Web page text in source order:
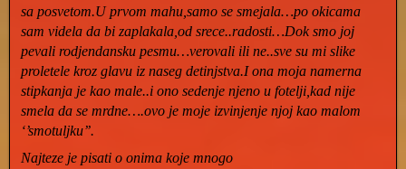
sa posvetom.U prvom mahu,samo se smejala…po okicama
sam videla da bi zaplakala,od srece..radosti…Dok smo joj
pevali rodjendansku pesmu…verovali ili ne..sve su mi slike
proletele kroz glavu iz naseg detinjstva.I ona moja namerna
stipkanja je kao male..i ono sedenje njeno u fotelji,kad nije
smela da se mrdne….ovo je moje izvinjenje njoj kao malom
‘’smotuljku’’.
Najteze je pisati o onima koje mnogo